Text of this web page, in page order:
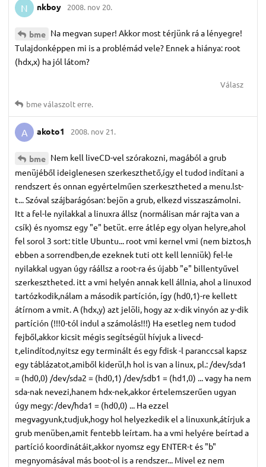
N nkboy 2008. nov 20.
bme Na megvan super! Akkor most térjünk rá a lényegre!
Tulajdonképpen mi is a problémád vele? Ennek a hiánya: root
(hdx,x) ha jól látom?
Válasz
bmeválaszolt erre.
A akoto1 2008. nov 21.
bme Nem kell liveCD-vel szórakozni, magából a grub
menüjéből ideiglenesen szerkeszthető,így el tudod indítani a
rendszert és onnan egyértelműen szerkesztheted a menu.lst-
t... Szóval szájbarágósan: bejön a grub, elkezd visszaszámolni.
Itt a fel-le nyilakkal a linuxra állsz (normálisan már rajta van a
csík) és nyomsz egy "e" betüt. erre átlép egy olyan helyre,ahol
fel sorol 3 sort: title Ubuntu... root vmi kernel vmi (nem biztos,h
ebben a sorrendben,de ezeknek tuti ott kell lenniük) fel-le
nyilakkal ugyan úgy ráállsz a root-ra és újabb "e" billentyűvel
szerkesztheted. itt a vmi helyén annak kell állnia, ahol a linuxod
tartózkodik,nálam a második partíción, így (hd0,1)-re kellett
átírnom a vmit. A (hdx,y) azt jelöli, hogy az x-dik vinyón az y-dik
partíción (!!!0-tól indul a számolás!!!) Ha esetleg nem tudod
fejből,akkor kicsit mégis segítségül hívjuk a livecd-
t,elindítod,nyitsz egy terminált és egy fdisk -l paranccsal kapsz
egy táblázatot,amiből kiderül,h hol is van a linux, pl.: /dev/sda1
= (hd0,0) /dev/sda2 = (hd0,1) /dev/sdb1 = (hd1,0) ... vagy ha nem
sda-nak nevezi,hanem hdx-nek,akkor értelemszerűen ugyan
úgy megy: /dev/hda1 = (hd0,0) ... Ha ezzel
megvagyunk,tudjuk,hogy hol helyezkedik el a linuxunk,átírjuk a
grub menüben,amit fentebb leírtam. ha a vmi helyére beírtad a
partíció koordinátáit,akkor nyomsz egy ENTER-t és "b"
megnyomásával más boot-ol is a rendszer... Mivel ez nem